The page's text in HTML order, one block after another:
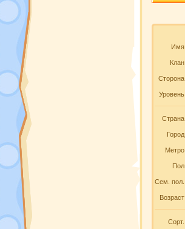
Имя
Клан
Сторона
Уровень
Страна
Город
Метро
Пол
Сем. пол.
Возраст
Сорт.